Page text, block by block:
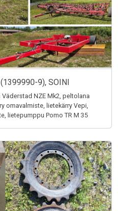
9), SOINI
NZE Mk2, peltolana
omavalmiste, lietekärry Vepi,
lietepumppu Pomo TR M 35